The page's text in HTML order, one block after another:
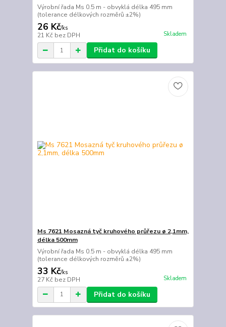
Výrobní řada Ms 0.5 m - obvyklá délka 495 mm
(tolerance délkových rozměrů ±2%)
26 Kč/ks
21 Kč bez DPH Skladem
Přidat do košíku
Ms 7621 Mosazná tyč kruhového průřezu ø 2,1mm,
délka 500mm
Výrobní řada Ms 0.5 m - obvyklá délka 495 mm
(tolerance délkových rozměrů ±2%)
33 Kč/ks
27 Kč bez DPH Skladem
Přidat do košíku